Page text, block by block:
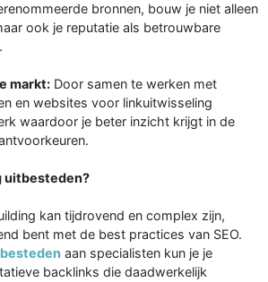
bronnen, bouw je niet alleen
ook je reputatie als betrouwbare
markt: Door samen te werken met
en websites voor linkuitwisseling
waardoor je beter inzicht krijgt in de
uitbesteden?
kan tijdrovend en complex zijn,
bent met de best practices van SEO.
aan specialisten kun je je
backlinks die daadwerkelijk